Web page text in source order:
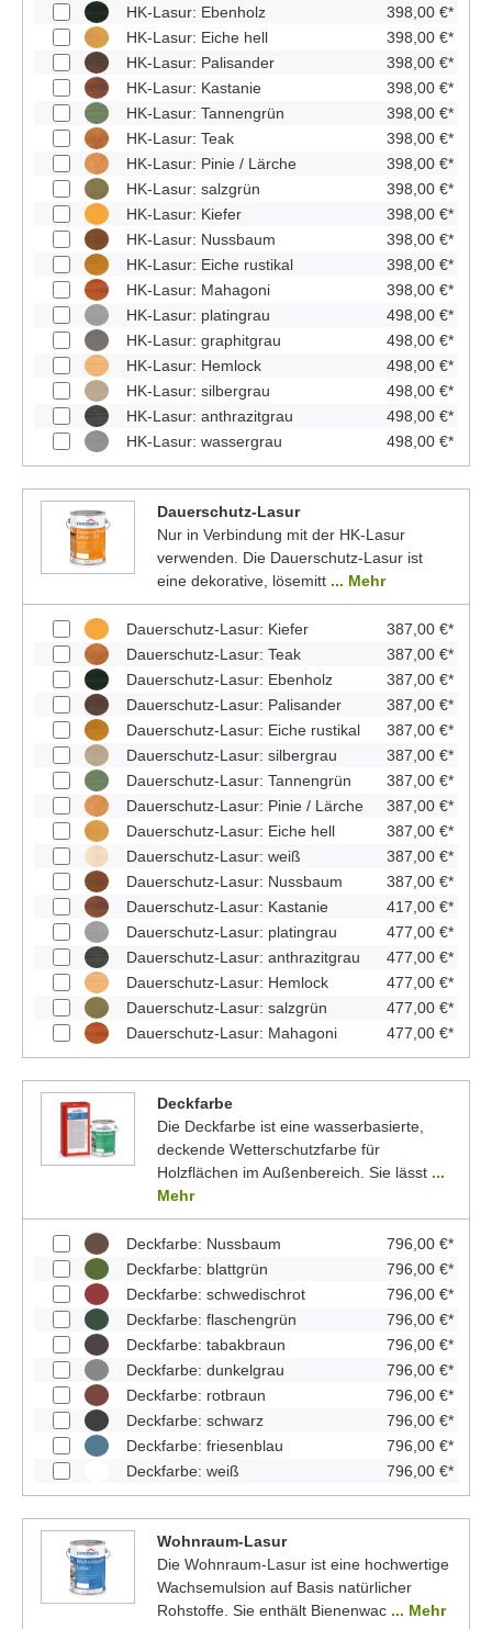
HK-Lasur: Ebenholz
398,00 €*
HK-Lasur: Eiche hell
398,00 €*
HK-Lasur: Palisander
398,00 €*
HK-Lasur: Kastanie
398,00 €*
HK-Lasur: Tannengrün
398,00 €*
HK-Lasur: Teak
398,00 €*
HK-Lasur: Pinie / Lärche
398,00 €*
HK-Lasur: salzgrün
398,00 €*
HK-Lasur: Kiefer
398,00 €*
HK-Lasur: Nussbaum
398,00 €*
HK-Lasur: Eiche rustikal
398,00 €*
HK-Lasur: Mahagoni
398,00 €*
HK-Lasur: platingrau
498,00 €*
HK-Lasur: graphitgrau
498,00 €*
HK-Lasur: Hemlock
498,00 €*
HK-Lasur: silbergrau
498,00 €*
HK-Lasur: anthrazitgrau
498,00 €*
HK-Lasur: wassergrau
498,00 €*
Dauerschutz-Lasur
Nur in Verbindung mit der HK-Lasur
verwenden. Die Dauerschutz-Lasur ist
eine dekorative, lösemitt ... Mehr
Dauerschutz-Lasur: Kiefer
387,00 €*
Dauerschutz-Lasur: Teak
387,00 €*
Dauerschutz-Lasur: Ebenholz
387,00 €*
Dauerschutz-Lasur: Palisander
387,00 €*
Dauerschutz-Lasur: Eiche rustikal
387,00 €*
Dauerschutz-Lasur: silbergrau
387,00 €*
Dauerschutz-Lasur: Tannengrün
387,00 €*
Dauerschutz-Lasur: Pinie / Lärche
387,00 €*
Dauerschutz-Lasur: Eiche hell
387,00 €*
Dauerschutz-Lasur: weiß
387,00 €*
Dauerschutz-Lasur: Nussbaum
387,00 €*
Dauerschutz-Lasur: Kastanie
417,00 €*
Dauerschutz-Lasur: platingrau
477,00 €*
Dauerschutz-Lasur: anthrazitgrau
477,00 €*
Dauerschutz-Lasur: Hemlock
477,00 €*
Dauerschutz-Lasur: salzgrün
477,00 €*
Dauerschutz-Lasur: Mahagoni
477,00 €*
Deckfarbe
Die Deckfarbe ist eine wasserbasierte,
deckende Wetterschutzfarbe für
Holzflächen im Außenbereich. Sie lässt ...
Mehr
Deckfarbe: Nussbaum
796,00 €*
Deckfarbe: blattgrün
796,00 €*
Deckfarbe: schwedischrot
796,00 €*
Deckfarbe: flaschengrün
796,00 €*
Deckfarbe: tabakbraun
796,00 €*
Deckfarbe: dunkelgrau
796,00 €*
Deckfarbe: rotbraun
796,00 €*
Deckfarbe: schwarz
796,00 €*
Deckfarbe: friesenblau
796,00 €*
Deckfarbe: weiß
796,00 €*
Wohnraum-Lasur
Die Wohnraum-Lasur ist eine hochwertige
Wachsemulsion auf Basis natürlicher
Rohstoffe. Sie enthält Bienenwac ... Mehr